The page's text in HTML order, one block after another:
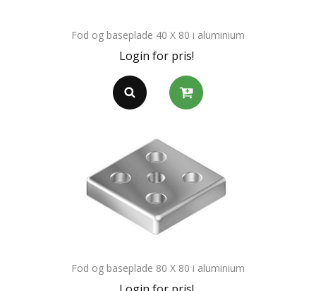
Fod og baseplade 40 X 80 i aluminium
Login for pris!
Fod og baseplade 80 X 80 i aluminium